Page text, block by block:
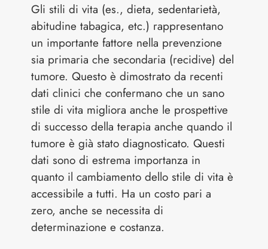
Gli stili di vita (es., dieta, sedentarietà,
abitudine tabagica, etc.) rappresentano
un importante fattore nella prevenzione
sia primaria che secondaria (recidive) del
tumore. Questo è dimostrato da recenti
dati clinici che confermano che un sano
stile di vita migliora anche le prospettive
di successo della terapia anche quando il
tumore è già stato diagnosticato. Questi
dati sono di estrema importanza in
quanto il cambiamento dello stile di vita è
accessibile a tutti. Ha un costo pari a
zero, anche se necessita di
determinazione e costanza.